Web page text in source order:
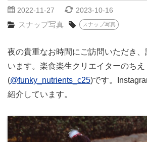
2022-11-27 2023-10-16
スナップ写真 スナップ写真
夜の貴重なお時間にご訪問いただき
います。楽食楽生クリエイターのちえ
(@funky_nutrients_c25)です。
紹介しています。